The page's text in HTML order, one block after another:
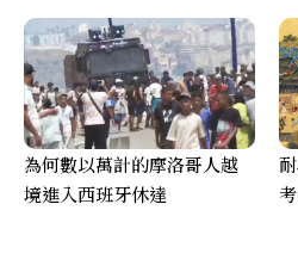
為何數以萬計的摩洛哥人越
境進入西班牙休達